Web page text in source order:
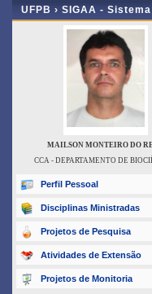
UFPB › SIGAA -
MAILSON MONTEIRO DO
CCA - DEPARTAMENTO DE
Perfil Pessoal
Disciplinas Ministradas
Projetos de Pesquisa
Atividades de Extensão
Projetos de Monitoria